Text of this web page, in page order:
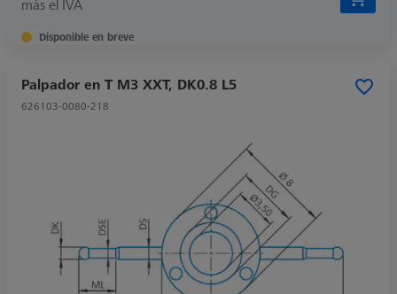
más el IVA
Disponible en breve
Palpador en T M3 XXT, DK0.8 L5
626103-0080-218